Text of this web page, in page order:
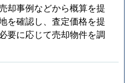
却事例などから概算を提
を確認し、査定価格を提
要に応じて売却物件を調